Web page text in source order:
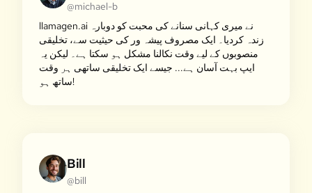
@michael-b
llamagen.ai نے میری کہانی سنانے کی محبت کو دوبارہ
زندہ کردیا۔ ایک مصروف پیشہ ور کی حیثیت سے، تخلیقی
منصوبوں کے لیے وقت نکالنا مشکل ہو سکتا ہے۔ لیکن یہ
ایپ بہت آسان ہے... جیسے ایک تخلیقی ساتھی ہر وقت
ساتھ ہو!
Bill
@bill